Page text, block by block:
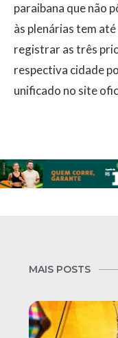
paraibana que não
às plenárias tem
registrar as três
respectiva cidade
unificado no site
MAIS POSTS